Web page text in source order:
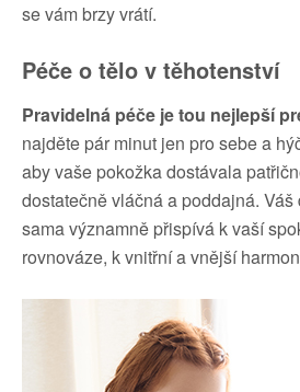
se vám brzy vrátí.
Péče o tělo v těhotenství
Pravidelná péče je tou nejlepší
najděte pár minut jen pro sebe a
aby vaše pokožka dostávala
dostatečně vláčná a poddajná.
sama významně přispívá k vaší
rovnováze, k vnitřní a vnější